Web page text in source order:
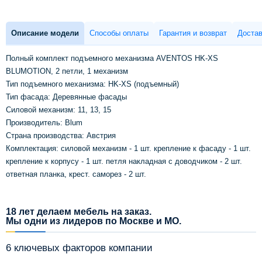
Описание модели Способы оплаты Гарантия и возврат
Полный комплект подъемного механизма AVENTOS HK-XS
BLUMOTION, 2 петли, 1 механизм
Тип подъемного механизма: HK-XS (подъемный)
Тип фасада: Деревянные фасады
Силовой механизм: 11, 13, 15
Производитель: Blum
Страна производства: Австрия
Комплектация: силовой механизм - 1 шт. крепление к фасаду - 1 шт.
крепление к корпусу - 1 шт. петля накладная с доводчиком - 2 шт.
ответная планка, крест. саморез - 2 шт.
18 лет делаем мебель на заказ.
Мы одни из лидеров по Москве и МО.
6 ключевых факторов компании